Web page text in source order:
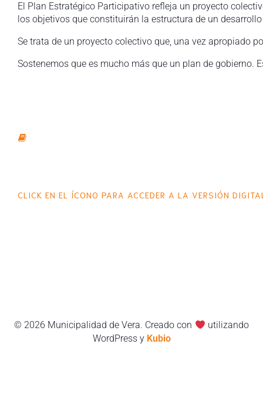
El Plan Estratégico Participativo refleja un proyecto
los objetivos que constituirán la estructura de un
Se trata de un proyecto colectivo que, una vez apropiado
Sostenemos que es mucho más que un plan de gobierno.
CLICK EN EL ÍCONO PARA ACCEDER A LA VERSIÓN
© 2026 Municipalidad de Vera. Creado con
utilizando
WordPress y Kubio